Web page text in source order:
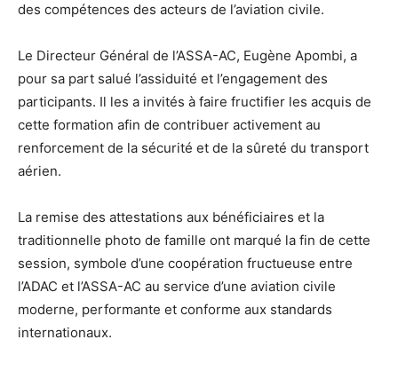
des compétences des acteurs de l’aviation civile.
Le Directeur Général de l’ASSA-AC, Eugène Apombi, a
pour sa part salué l’assiduité et l’engagement des
participants. Il les a invités à faire fructifier les acquis de
cette formation afin de contribuer activement au
renforcement de la sécurité et de la sûreté du transport
aérien.
La remise des attestations aux bénéficiaires et la
traditionnelle photo de famille ont marqué la fin de cette
session, symbole d’une coopération fructueuse entre
l’ADAC et l’ASSA-AC au service d’une aviation civile
moderne, performante et conforme aux standards
internationaux.